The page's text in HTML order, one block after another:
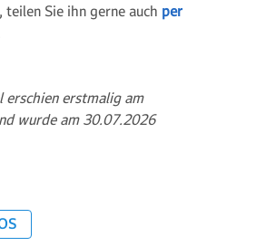
teilen Sie ihn gerne auch per
erschien erstmalig am
wurde am 30.07.2026